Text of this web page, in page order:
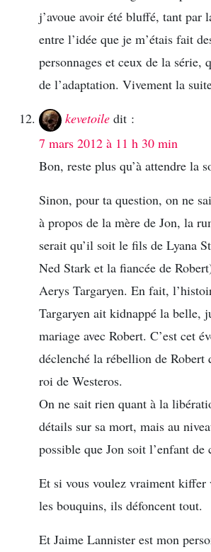
j’avoue avoir été bluffé, tant par
entre l’idée que je m’étais fait
personnages et ceux de la série,
de l’adaptation. Vivement la
kevetoile dit :
7 mars 2012 à 11 h 30 min
Bon, reste plus qu’à attendre la
Sinon, pour ta question, on ne
à propos de la mère de Jon, la
serait qu’il soit le fils de Lyana
Ned Stark et la fiancée de
Aerys Targaryen. En fait,
Targaryen ait kidnappé la belle,
mariage avec Robert. C’est cet
déclenché la rébellion de Robert
roi de Westeros.
On ne sait rien quant à la
détails sur sa mort, mais au
possible que Jon soit l’enfant de
Et si vous voulez vraiment kiffer
les bouquins, ils défoncent tout.
Et Jaime Lannister est mon